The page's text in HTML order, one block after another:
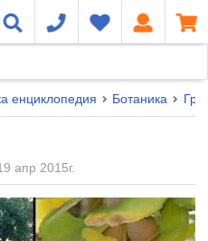
енциклопедия Ботаника
апр 2015г.